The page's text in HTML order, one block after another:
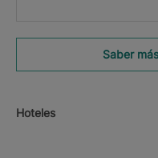
Saber
Hoteles